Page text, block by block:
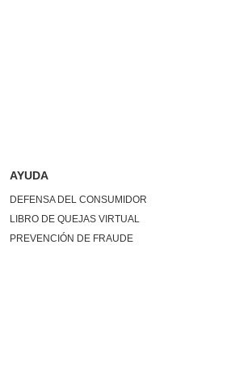
AYUDA
DEFENSA DEL CONSUMIDOR
LIBRO DE QUEJAS VIRTUAL
PREVENCIÓN DE FRAUDE